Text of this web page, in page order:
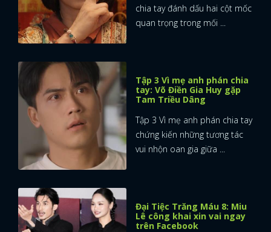
chia tay đánh dấu hai cột mốc
quan trọng trong mối ...
Tập 3 Vì mẹ anh phán chia
tay: Võ Điền Gia Huy gặp
Tam Triều Dâng
Tập 3 Vì mẹ anh phán chia tay
chứng kiến những tương tác
vui nhộn oan gia giữa ...
Đại Tiệc Trăng Máu 8: Miu
Lê công khai xin vai ngay
trên Facebook